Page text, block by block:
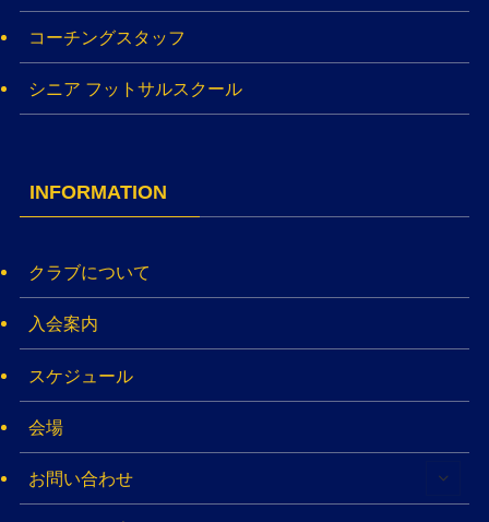
コーチングスタッフ
シニア フットサルスクール
INFORMATION
クラブについて
入会案内
スケジュール
会場
お問い合わせ